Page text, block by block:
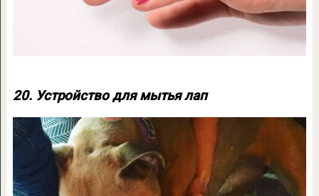
20. Устройство для мытья лап